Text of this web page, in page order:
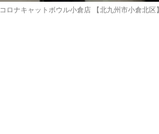
コロナキャットボウル小倉店 【北九州市小倉北区】